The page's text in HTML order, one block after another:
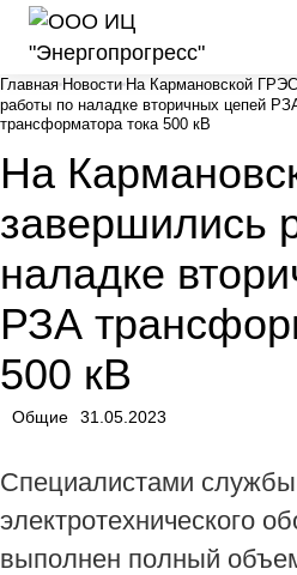
Главная Новости На Кармановской
работы по наладке вторичных цепей
трансформатора тока 500 кВ
На
завершились
наладке
РЗА
500 кВ
Общие 31.05.2023
Специалистами службы
электротехнического
выполнен полный